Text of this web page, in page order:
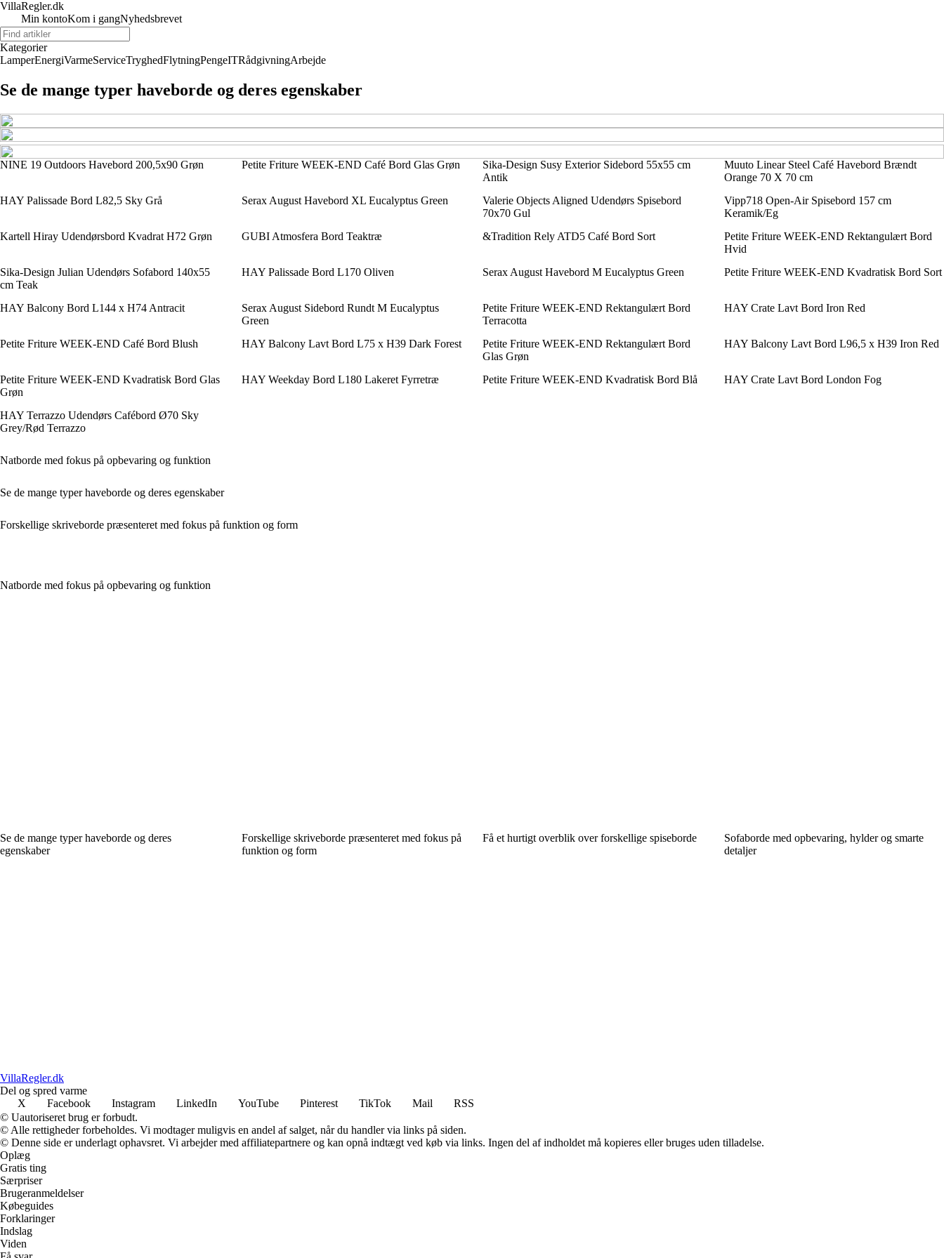
VillaRegler.dk
Min kontoKom i gangNyhedsbrevet
Kategorier
LamperEnergiVarmeServiceTryghedFlytningPengeITRådgivningArbejde
Se de mange typer haveborde og deres egenskaber
NINE 19 Outdoors Havebord 200,5x90 Grøn Petite Friture WEEK-END Café Bord Glas Grøn
Sika-Design Susy Exterior Sidebord 55x55 cm
Antik
Muuto Linear Steel Café Havebord Brændt
Orange 70 X 70 cm
HAY Palissade Bord L82,5 Sky Grå
Serax August Havebord XL Eucalyptus Green
Valerie Objects Aligned Udendørs Spisebord
70x70 Gul
Vipp718 Open-Air Spisebord 157 cm
Keramik/Eg
Kartell Hiray Udendørsbord Kvadrat H72 Grøn
GUBI Atmosfera Bord Teaktræ &Tradition Rely ATD5 Café Bord Sort
Petite Friture WEEK-END Rektangulært Bord
Hvid
Sika-Design Julian Udendørs Sofabord 140x55
cm Teak
HAY Palissade Bord L170 Oliven Serax August Havebord M Eucalyptus Green Petite Friture WEEK-END Kvadratisk Bord Sort
HAY Balcony Bord L144 x H74 Antracit
Serax August Sidebord Rundt M Eucalyptus
Green
Petite Friture WEEK-END Rektangulært Bord
Terracotta
HAY Crate Lavt Bord Iron Red
Petite Friture WEEK-END Café Bord Blush HAY Balcony Lavt Bord L75 x H39 Dark Forest
Petite Friture WEEK-END Rektangulært Bord
Glas Grøn
HAY Balcony Lavt Bord L96,5 x H39 Iron Red
Petite Friture WEEK-END Kvadratisk Bord Glas
Grøn
HAY Weekday Bord L180 Lakeret Fyrretræ Petite Friture WEEK-END Kvadratisk Bord Blå HAY Crate Lavt Bord London Fog
HAY Terrazzo Udendørs Cafébord Ø70 Sky
Grey/Rød Terrazzo
Natborde med fokus på opbevaring og funktion
Se de mange typer haveborde og deres egenskaber
Forskellige skriveborde præsenteret med fokus på funktion og form
Natborde med fokus på opbevaring og funktion
Se de mange typer haveborde og deres
egenskaber
Forskellige skriveborde præsenteret med fokus på
funktion og form
Få et hurtigt overblik over forskellige spiseborde
Sofaborde med opbevaring, hylder og smarte
detaljer
VillaRegler.dk
Del og spred varme
X
Facebook Instagram LinkedIn YouTube Pinterest TikTok Mail
RSS
© Uautoriseret brug er forbudt.
© Alle rettigheder forbeholdes. Vi modtager muligvis en andel af salget, når du handler via links på siden.
© Denne side er underlagt ophavsret. Vi arbejder med affiliatepartnere og kan opnå indtægt ved køb via links. Ingen del af indholdet må kopieres eller bruges uden tilladelse.
Oplæg
Gratis ting
Særpriser
Brugeranmeldelser
Købeguides
Forklaringer
Indslag
Viden